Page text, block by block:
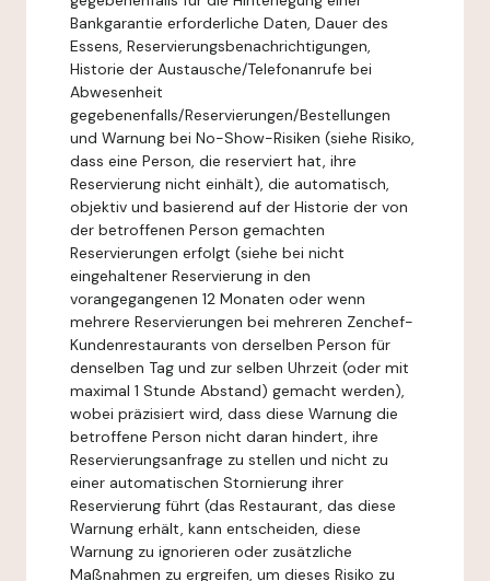
Bankgarantie erforderliche Daten, Dauer des
Essens, Reservierungsbenachrichtigungen,
Historie der Austausche/Telefonanrufe bei
Abwesenheit
gegebenenfalls/Reservierungen/Bestellungen
und Warnung bei No-Show-Risiken (siehe Risiko,
dass eine Person, die reserviert hat, ihre
Reservierung nicht einhält), die automatisch,
objektiv und basierend auf der Historie der von
der betroffenen Person gemachten
Reservierungen erfolgt (siehe bei nicht
eingehaltener Reservierung in den
vorangegangenen 12 Monaten oder wenn
mehrere Reservierungen bei mehreren Zenchef-
Kundenrestaurants von derselben Person für
denselben Tag und zur selben Uhrzeit (oder mit
maximal 1 Stunde Abstand) gemacht werden),
wobei präzisiert wird, dass diese Warnung die
betroffene Person nicht daran hindert, ihre
Reservierungsanfrage zu stellen und nicht zu
einer automatischen Stornierung ihrer
Reservierung führt (das Restaurant, das diese
Warnung erhält, kann entscheiden, diese
Warnung zu ignorieren oder zusätzliche
Maßnahmen zu ergreifen, um dieses Risiko zu